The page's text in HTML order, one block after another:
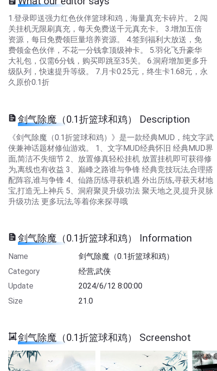
1.登录即送强力红色伙伴篮球和鸡，海量真充卡碎片。 2.闯
关挂机无限刷真充，每天免费送千元真充卡。 3.增加五倍
资源，每日免费领巨量培养资源。 4.签到福利大放送，免
费领金色伙伴，不花一分钱拿顶级神卡。 5.羽化飞升豪华
大礼包，仅需6分钱，购买即跳至35关。 6.洞府增加更多升
级队列，快速提升等级。 7.月卡0.25元，终生卡1.68元，永
久原价0.1折
剑气除魔（0.1折篮球和鸡） Description
《剑气除魔（0.1折篮球和鸡）》是一款经典MUD，纯文字武
侠兼神话题材修仙游戏。 1、文字MUD经典怀旧 经典MUD界
面,简洁不失细节 2、放置修真轻松挂机 放置挂机即可获得修
为,离线也有收益 3、巅峰之路谁与争锋 经典竞技玩法,合理搭
配阵容,谁与争锋 4、仙路历练寻获机遇 外出历练,寻获天材地
宝,打造无上神兵 5、洞府聚灵升级功法 聚天地之灵,提升灵脉
升级功法 更多玩法,等着你来探寻哦
剑气除魔（0.1折篮球和鸡） Information
Name
剑气除魔（0.1折篮球和鸡）
Category
经营,武侠
Update
2024/6/12 8:00:00
Size
21.0
剑气除魔（0.1折篮球和鸡） Screenshot